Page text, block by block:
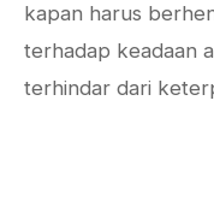
kapan harus
terhadap keadaan
terhindar dari